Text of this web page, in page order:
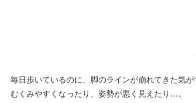
毎日歩いているのに、脚のラインが崩れてきた気が
むくみやすくなったり、姿勢が悪く見えたり…。